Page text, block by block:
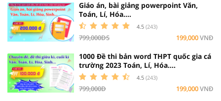
Giáo án, bài giảng powerpoint Văn,
Toán, Lí, Hóa....
4.5 (243)
799,000ĐS 199,000VNĐ
1000 Đề thi bản word THPT quốc gia cá
trường 2023 Toán, Lí, Hóa....
4.5 (243)
799,000Đ 199,000VNĐ